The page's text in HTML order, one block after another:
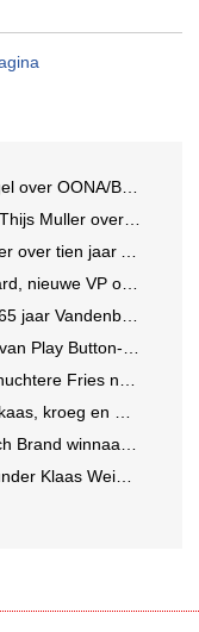
Human Influence Paper
overname van SportVibes
jaar A'DAM Toren
of Clients bij DEPT
Vandenbusken
tot Grand Prix-stem
Cannes-correspondent
en Oranjegekte
van Turennout (Zeeman)
volle zeilen naar de VS